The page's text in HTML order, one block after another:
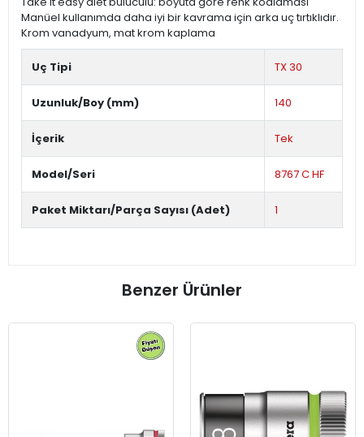
Manüel kullanımda daha iyi bir kavrama için arka uç tırtıklıdır.
Krom vanadyum, mat krom kaplama
Uç Tipi TX 30
Uzunluk/Boy (mm) 140
İçerik Tek
Model/Seri 8767 C HF
Paket Miktarı/Parça Sayısı (Adet) 1
Benzer Ürünler